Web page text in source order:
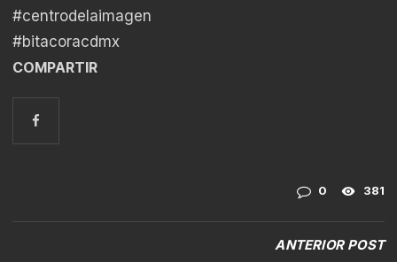
#centrodelaimagen
#bitacoracdmx
COMPARTIR
0 381
ANTERIOR POST